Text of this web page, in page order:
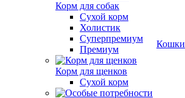
Корм для собак
Сухой корм
Холистик
Суперпремиум
Премиум
Корм для щенков
Сухой корм
Кошки